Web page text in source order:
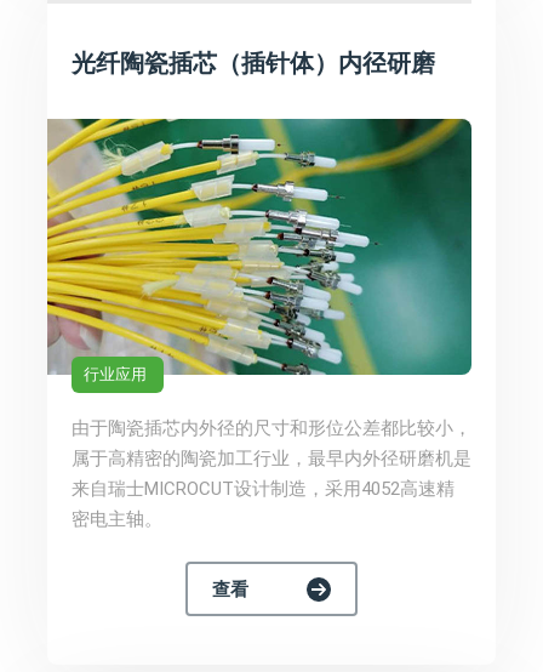
光纤陶瓷插芯（插针体）内径研磨
行业应用
由于陶瓷插芯内外径的尺寸和形位公差都比较小，
属于高精密的陶瓷加工行业，最早内外径研磨机是
来自瑞士MICROCUT设计制造，采用4052高速精
密电主轴。
查看